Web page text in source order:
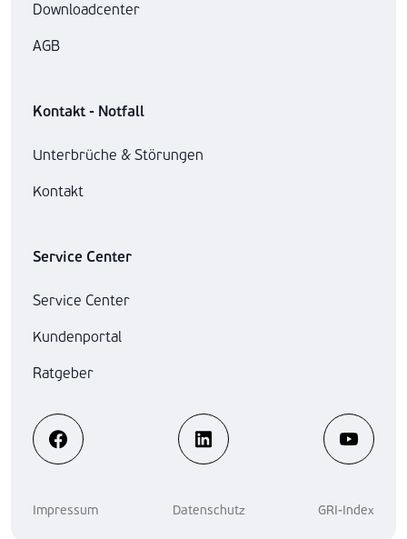
Downloadcenter
AGB
Kontakt - Notfall
Unterbrüche & Störungen
Kontakt
Service Center
Service Center
Kundenportal
Ratgeber
Impressum Datenschutz GRI-Index